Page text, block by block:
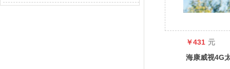
￥431 元
海康威视4G